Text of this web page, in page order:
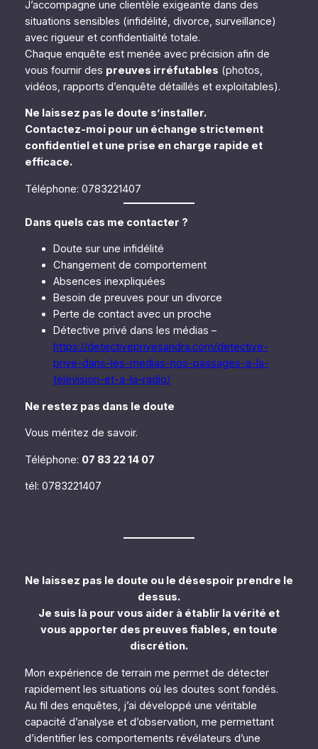
J’accompagne une clientèle exigeante dans des
situations sensibles (infidélité, divorce, surveillance)
avec rigueur et confidentialité totale.
Chaque enquête est menée avec précision afin de
vous fournir des preuves irréfutables (photos,
vidéos, rapports d’enquête détaillés et exploitables).
Ne laissez pas le doute s’installer.
Contactez-moi pour un échange strictement
confidentiel et une prise en charge rapide et
efficace.
Téléphone: 0783221407
Dans quels cas me contacter ?
Doute sur une infidélité
Changement de comportement
Absences inexpliquées
Besoin de preuves pour un divorce
Perte de contact avec un proche
Détective privé dans les médias –
https://detectiveprivesandra.com/detective-
prive-dans-les-medias-nos-passages-a-la-
television-et-a-la-radio/
Ne restez pas dans le doute
Vous méritez de savoir.
Téléphone: 07 83 22 14 07
tél: 0783221407
Ne laissez pas le doute ou le désespoir prendre le
dessus.
Je suis là pour vous aider à établir la vérité et
vous apporter des preuves fiables, en toute
discrétion.
Mon expérience de terrain me permet de détecter
rapidement les situations où les doutes sont fondés.
Au fil des enquêtes, j’ai développé une véritable
capacité d’analyse et d’observation, me permettant
d’identifier les comportements révélateurs d’une